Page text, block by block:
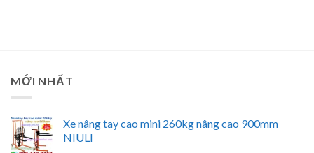
MỚI NHẤT
Xe nâng tay cao mini 260kg nâng cao 900mm
NIULI